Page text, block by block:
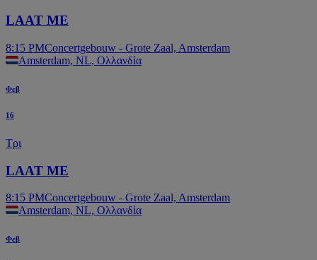
LAAT ME
8:15 PMConcertgebouw - Grote Zaal, Amsterdam
Amsterdam, NL, Ολλανδία
Φεβ
16
Τρι
LAAT ME
8:15 PMConcertgebouw - Grote Zaal, Amsterdam
Amsterdam, NL, Ολλανδία
Φεβ